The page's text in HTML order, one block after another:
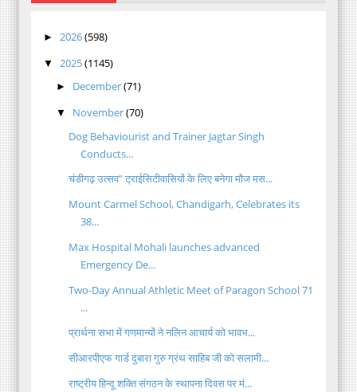
► 2026(598)
▼ 2025(1145)
► December(71)
▼ November(70)
Dog Behaviourist and Trainer Jagtar Singh
Conducts...
चंडीगढ़ उत्सव" ट्राईसिटीवासियों के लिए बनेगा मौज मस...
Mount Carmel School, Chandigarh, Celebrates its
38...
Max Hospital Mohali launches advanced
Emergency De...
Two-Day Annual Athletic Meet of Paragon School 71
...
प्रार्थना सभा में गणमान्यों ने नलिन आचार्य को भावभ...
सीआरपीएफ गार्ड दुबारा गुरु ग्रंथ साहिब जी को सलामी...
राष्ट्रीय हिन्दू शक्ति संगठन के स्थापना दिवस पर मं...